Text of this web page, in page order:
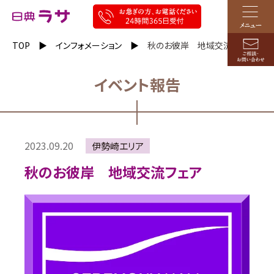
TOP インフォメーション 秋のお彼岸 地域交流フェア
イベント報告
2023.09.20 伊勢崎エリア
秋のお彼岸 地域交流フェア